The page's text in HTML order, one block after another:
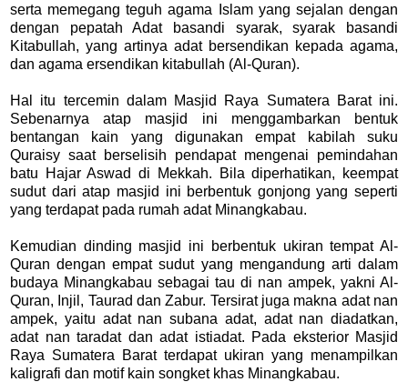
serta memegang teguh agama Islam yang sejalan dengan
dengan pepatah Adat basandi syarak, syarak basandi
Kitabullah, yang artinya adat bersendikan kepada agama,
dan agama ersendikan kitabullah (Al-Quran).
Hal itu tercemin dalam Masjid Raya Sumatera Barat ini.
Sebenarnya atap masjid ini menggambarkan bentuk
bentangan kain yang digunakan empat kabilah suku
Quraisy saat berselisih pendapat mengenai pemindahan
batu Hajar Aswad di Mekkah. Bila diperhatikan, keempat
sudut dari atap masjid ini berbentuk gonjong yang seperti
yang terdapat pada rumah adat Minangkabau.
Kemudian dinding masjid ini berbentuk ukiran tempat Al-
Quran dengan empat sudut yang mengandung arti dalam
budaya Minangkabau sebagai tau di nan ampek, yakni Al-
Quran, Injil, Taurad dan Zabur. Tersirat juga makna adat nan
ampek, yaitu adat nan subana adat, adat nan diadatkan,
adat nan taradat dan adat istiadat. Pada eksterior Masjid
Raya Sumatera Barat terdapat ukiran yang menampilkan
kaligrafi dan motif kain songket khas Minangkabau.